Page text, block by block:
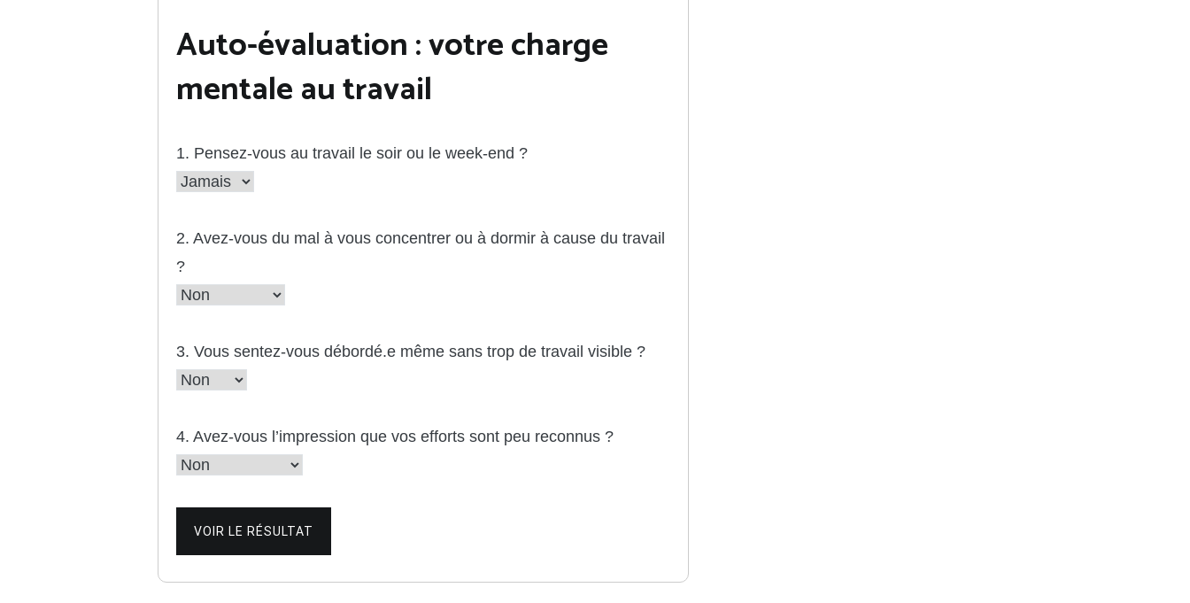
Auto-évaluation : votre charge
mentale au travail
1. Pensez-vous au travail le soir ou le week-end ?
2. Avez-vous du mal à vous concentrer ou à dormir à cause du travail
?
3. Vous sentez-vous débordé.e même sans trop de travail visible ?
4. Avez-vous l’impression que vos efforts sont peu reconnus ?
VOIR LE RÉSULTAT